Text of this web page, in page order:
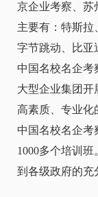
京企业考察、苏
主要有：特斯
字节跳动、比亚
中国名校名企
大型企业集团
高素质、专业化
中国名校名企考
1000多个培训
到各级政府的充